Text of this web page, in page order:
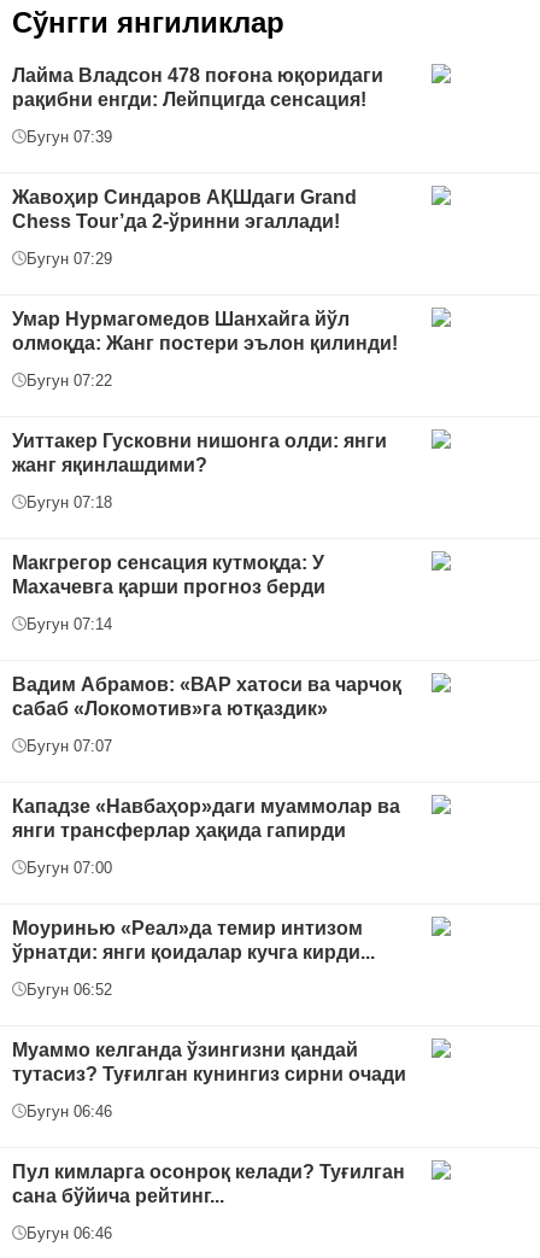
Сўнгги янгиликлар
Лайма Владсон 478 поғона юқоридаги
рақибни енгди: Лейпцигда сенсация!
Бугун 07:39
Жавоҳир Синдаров АҚШдаги Grand
Chess Tour’да 2-ўринни эгаллади!
Бугун 07:29
Умар Нурмагомедов Шанхайга йўл
олмоқда: Жанг постери эълон қилинди!
Бугун 07:22
Уиттакер Гусковни нишонга олди: янги
жанг яқинлашдими?
Бугун 07:18
Макгрегор сенсация кутмоқда: У
Махачевга қарши прогноз берди
Бугун 07:14
Вадим Абрамов: «ВАР хатоси ва чарчоқ
сабаб «Локомотив»га ютқаздик»
Бугун 07:07
Кападзе «Навбаҳор»даги муаммолар ва
янги трансферлар ҳақида гапирди
Бугун 07:00
Моуринью «Реал»да темир интизом
ўрнатди: янги қоидалар кучга кирди...
Бугун 06:52
Муаммо келганда ўзингизни қандай
тутасиз? Туғилган кунингиз сирни очади
Бугун 06:46
Пул кимларга осонроқ келади? Туғилган
сана бўйича рейтинг...
Бугун 06:46